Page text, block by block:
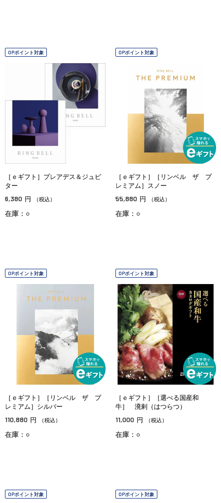
OPポイント対象
［ｅギフト］プレアデス＆ジュピ
ター
6,380 円 （税込）
在庫：○
OPポイント対象
［ｅギフト］［リンベル ザ プ
レミアム］スノー
55,880 円 （税込）
在庫：○
OPポイント対象
［ｅギフト］［リンベル ザ プ
レミアム］シルバー
110,880 円 （税込）
在庫：○
OPポイント対象
［ｅギフト］［選べる国産和
牛］ 溌剌（はつらつ）
11,000 円 （税込）
在庫：○
OPポイント対象 OPポイント対象